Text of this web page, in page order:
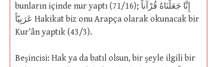
bunların içinde nur yaptı (71/16); إِنَّا جَعَلْنَاهُ قُرْآناً
عَرَبِيّاً Hakikat biz onu Arapça olarak okunacak bir
Kur’ân yaptık (43/3).
Beşincisi: Hak ya da batıl olsun, bir şeyle ilgili bir